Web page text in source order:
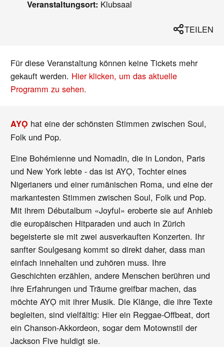
Veranstaltungsort: Klubsaal
TEILEN
Für diese Veranstaltung können keine Tickets mehr
gekauft werden. Hier klicken, um das aktuelle
Programm zu sehen.
AYỌ hat eine der schönsten Stimmen zwischen Soul,
Folk und Pop.
Eine Bohémienne und Nomadin, die in London, Paris
und New York lebte - das ist AYỌ, Tochter eines
Nigerianers und einer rumänischen Roma, und eine der
markantesten Stimmen zwischen Soul, Folk und Pop.
Mit ihrem Débutalbum «Joyful» eroberte sie auf Anhieb
die europäischen Hitparaden und auch in Zürich
begeisterte sie mit zwei ausverkauften Konzerten. Ihr
sanfter Soulgesang kommt so direkt daher, dass man
einfach innehalten und zuhören muss. Ihre
Geschichten erzählen, andere Menschen berühren und
ihre Erfahrungen und Träume greifbar machen, das
möchte AYỌ mit ihrer Musik. Die Klänge, die ihre Texte
begleiten, sind vielfältig: Hier ein Reggae-Offbeat, dort
ein Chanson-Akkordeon, sogar dem Motownstil der
Jackson Five huldigt sie.